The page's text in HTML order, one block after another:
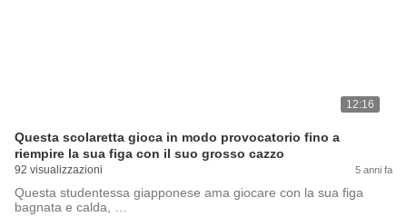
12:16
Questa scolaretta gioca in modo provocatorio fino a
riempire la sua figa con il suo grosso cazzo
92 visualizzazioni 5 anni fa
Questa studentessa giapponese ama giocare con la sua figa
bagnata e calda, …